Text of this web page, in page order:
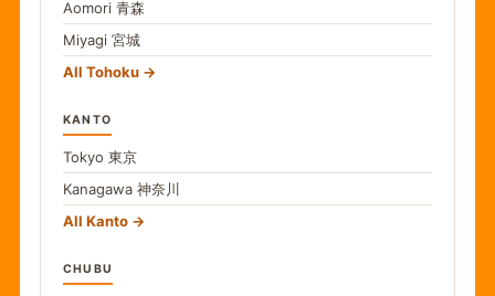
Aomori 青森
Miyagi 宮城
All Tohoku
KANTO
Tokyo 東京
Kanagawa 神奈川
All Kanto
CHUBU